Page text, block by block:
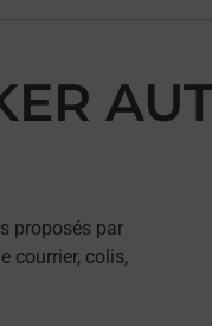
proposés par
courrier, colis,